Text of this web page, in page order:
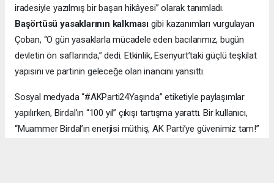
iradesiyle yazılmış bir başarı hikâyesi” olarak tanımladı.
Başörtüsü yasaklarının kalkması gibi kazanımları vurgulayan
Çoban, “O gün yasaklarla mücadele eden bacılarımız, bugün
devletin ön saflarında,” dedi. Etkinlik, Esenyurt’taki güçlü teşkilat
yapısını ve partinin geleceğe olan inancını yansıttı.
Sosyal medyada “#AKParti24Yaşında” etiketiyle paylaşımlar
yapılırken, Birdal’ın “100 yıl” çıkışı tartışma yarattı. Bir kullanıcı,
“Muammer Birdal’ın enerjisi müthiş, AK Parti’ye güvenimiz tam!”